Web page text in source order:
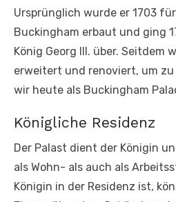
Ursprünglich wurde er 1703
Buckingham erbaut und ging
König Georg III. über. Seitdem
erweitert und renoviert, um
wir heute als Buckingham
Königliche Residenz
Der Palast dient der Königin
als Wohn- als auch als
Königin in der Residenz ist,